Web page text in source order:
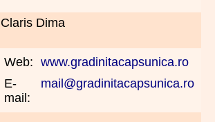
Claris Dima
Web: www.gradinitacapsunica.ro
E-
mail:
mail@gradinitacapsunica.ro